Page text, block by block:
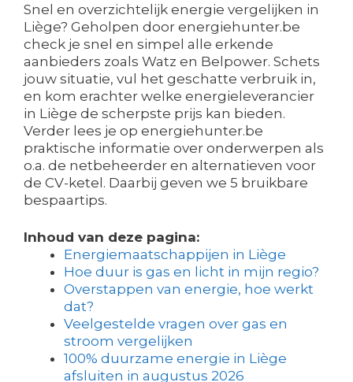
Snel en overzichtelijk energie vergelijken in
Liège? Geholpen door energiehunter.be
check je snel en simpel alle erkende
aanbieders zoals Watz en Belpower. Schets
jouw situatie, vul het geschatte verbruik in,
en kom erachter welke energieleverancier
in Liège de scherpste prijs kan bieden.
Verder lees je op energiehunter.be
praktische informatie over onderwerpen als
o.a. de netbeheerder en alternatieven voor
de CV-ketel. Daarbij geven we 5 bruikbare
bespaartips.
Inhoud van deze pagina:
Energiemaatschappijen in Liège
Hoe duur is gas en licht in mijn regio?
Overstappen van energie, hoe werkt
dat?
Veelgestelde vragen over gas en
stroom vergelijken
100% duurzame energie in Liège
afsluiten in augustus 2026